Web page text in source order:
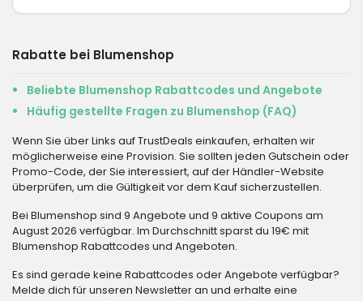
Rabatte bei Blumenshop
Beliebte Blumenshop Rabattcodes und Angebote
Häufig gestellte Fragen zu Blumenshop (FAQ)
Wenn Sie über Links auf TrustDeals einkaufen, erhalten wir
möglicherweise eine Provision. Sie sollten jeden Gutschein oder
Promo-Code, der Sie interessiert, auf der Händler-Website
überprüfen, um die Gültigkeit vor dem Kauf sicherzustellen.
Bei Blumenshop sind 9 Angebote und 9 aktive Coupons am
August 2026 verfügbar. Im Durchschnitt sparst du 19€ mit
Blumenshop Rabattcodes und Angeboten.
Es sind gerade keine Rabattcodes oder Angebote verfügbar?
Melde dich für unseren Newsletter an und erhalte eine